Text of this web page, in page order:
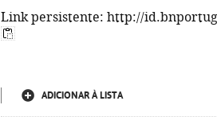
Link persistente: http://
ADICIONAR À LISTA